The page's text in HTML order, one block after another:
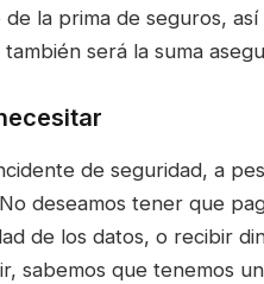
la prima de seguros, así
será la suma
de seguridad, a
deseamos tener que
de los datos, o recibir
sabemos que tenemos